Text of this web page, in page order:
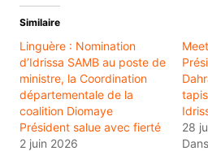
Similaire
Linguère : Nomination
d’Idrissa SAMB au poste de
ministre, la Coordination
départementale de la
coalition Diomaye
Président salue avec fierté
2 juin 2026
28